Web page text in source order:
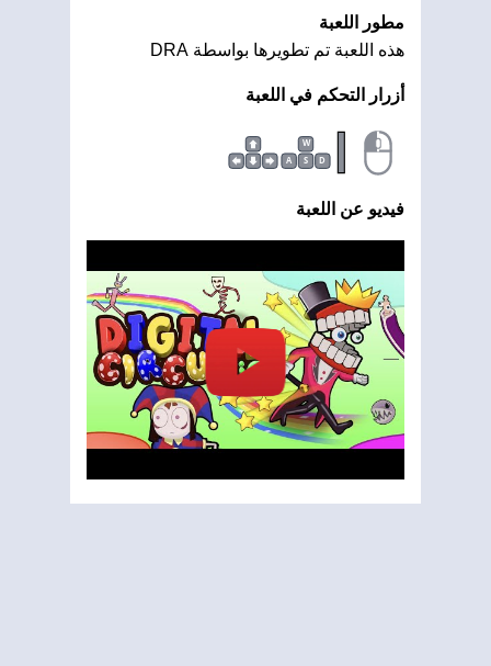
مطور اللعبة
هذه اللعبة تم تطويرها بواسطة DRA
أزرار التحكم في اللعبة
|
W
A
S D
فيديو عن اللعبة